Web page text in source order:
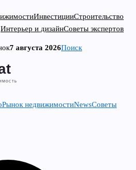
ИнвестицииСтроительство
Интерьер и дизайнСоветы экспертов
7 августа 2026Поиск
Рынок недвижимостиNewsСоветы